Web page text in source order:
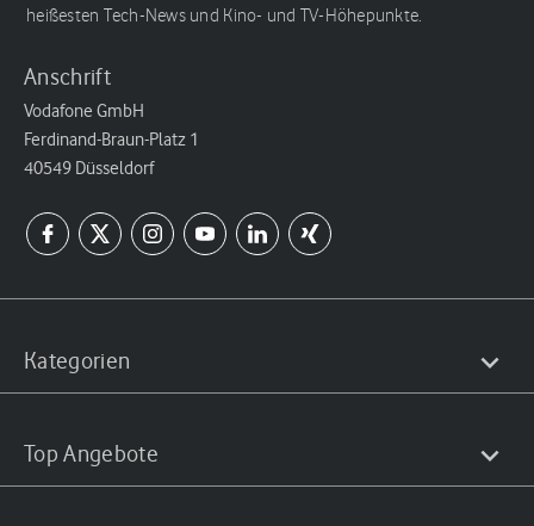
heißesten Tech-News und Kino- und TV-Höhepunkte.
Anschrift
Vodafone GmbH
Ferdinand-Braun-Platz 1
40549 Düsseldorf
Kategorien
Top Angebote